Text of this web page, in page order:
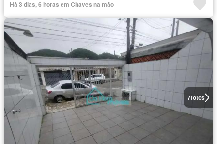
Há 3 dias, 6 horas em Chaves na mão
7fotos